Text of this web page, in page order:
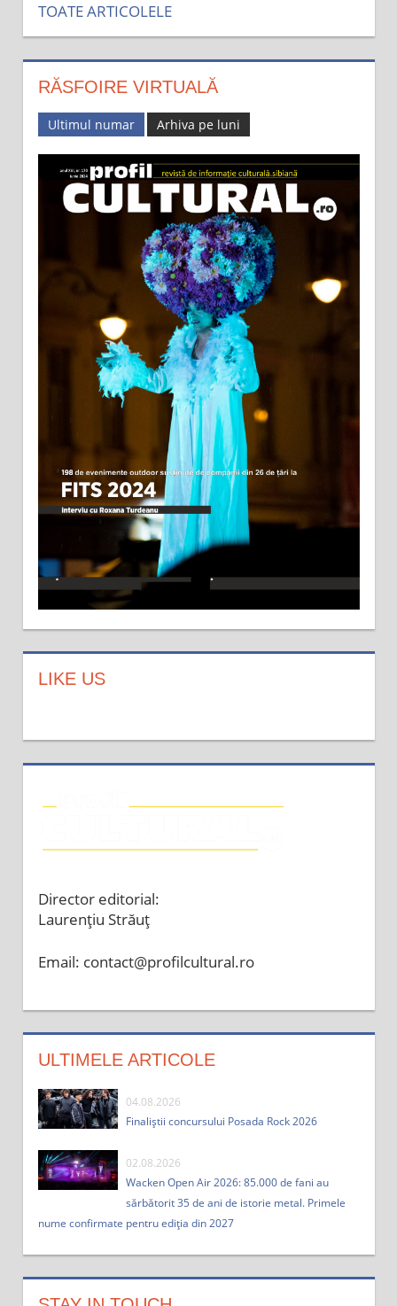
TOATE ARTICOLELE
RĂSFOIRE VIRTUALĂ
Ultimul numar Arhiva pe luni
LIKE US
Director editorial:
Laurențiu Străuț
Email: contact@profilcultural.ro
ULTIMELE ARTICOLE
04.08.2026
Finaliștii concursului Posada Rock 2026
02.08.2026
Wacken Open Air 2026: 85.000 de fani au
sărbătorit 35 de ani de istorie metal. Primele
nume confirmate pentru ediția din 2027